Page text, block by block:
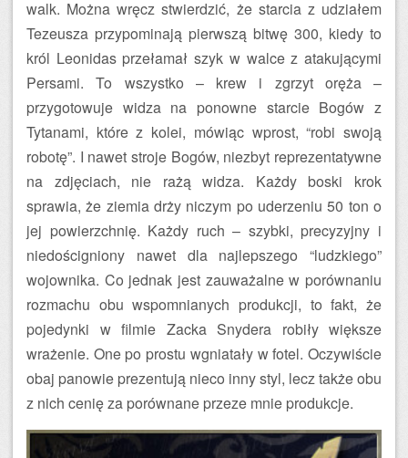
walk. Można wręcz stwierdzić, że starcia z udziałem
Tezeusza przypominają pierwszą bitwę 300, kiedy to
król Leonidas przełamał szyk w walce z atakującymi
Persami. To wszystko – krew i zgrzyt oręża –
przygotowuje widza na ponowne starcie Bogów z
Tytanami, które z kolei, mówiąc wprost, “robi swoją
robotę”. I nawet stroje Bogów, niezbyt reprezentatywne
na zdjęciach, nie rażą widza. Każdy boski krok
sprawia, że ziemia drży niczym po uderzeniu 50 ton o
jej powierzchnię. Każdy ruch – szybki, precyzyjny i
niedościgniony nawet dla najlepszego “ludzkiego”
wojownika. Co jednak jest zauważalne w porównaniu
rozmachu obu wspomnianych produkcji, to fakt, że
pojedynki w filmie Zacka Snydera robiły większe
wrażenie. One po prostu wgniatały w fotel. Oczywiście
obaj panowie prezentują nieco inny styl, lecz także obu
z nich cenię za porównane przeze mnie produkcje.